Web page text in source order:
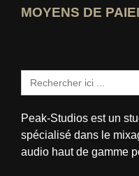
MOYENS DE
Rechercher:
Peak-Studios est un
spécialisé dans le
audio haut de gamme